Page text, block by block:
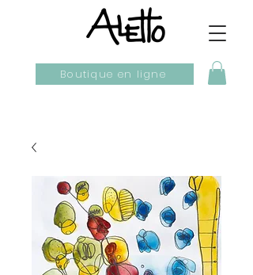
Boutique en ligne